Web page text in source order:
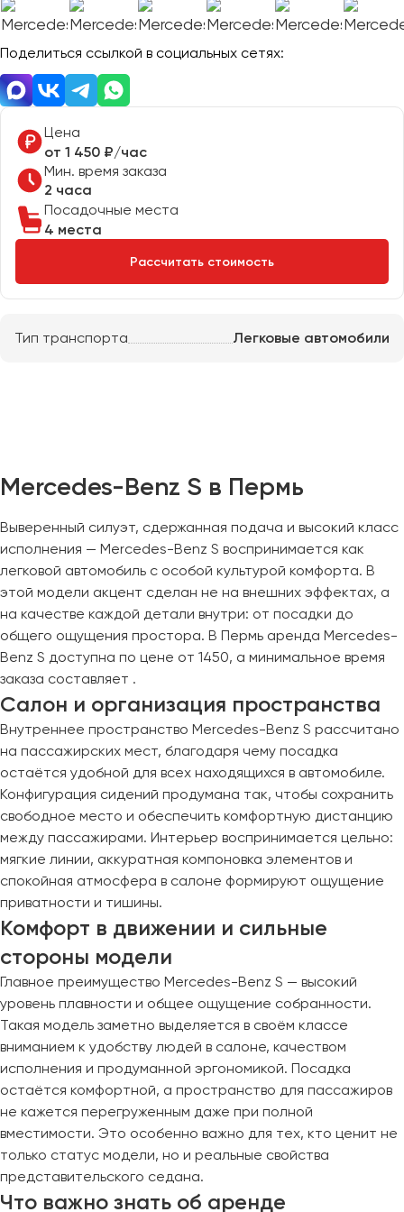
Поделиться ссылкой в социальных сетях:
Цена
от 1 450 ₽/час
Мин. время заказа
2 часа
Посадочные места
4 места
Рассчитать стоимость
Тип транспорта Легковые автомобили
Mercedes-Benz S в Пермь
Выверенный силуэт, сдержанная подача и высокий класс
исполнения — Mercedes-Benz S воспринимается как
легковой автомобиль с особой культурой комфорта. В
этой модели акцент сделан не на внешних эффектах, а
на качестве каждой детали внутри: от посадки до
общего ощущения простора. В Пермь аренда Mercedes-
Benz S доступна по цене от 1450, а минимальное время
заказа составляет .
Салон и организация пространства
Внутреннее пространство Mercedes-Benz S рассчитано
на пассажирских мест, благодаря чему посадка
остаётся удобной для всех находящихся в автомобиле.
Конфигурация сидений продумана так, чтобы сохранить
свободное место и обеспечить комфортную дистанцию
между пассажирами. Интерьер воспринимается цельно:
мягкие линии, аккуратная компоновка элементов и
спокойная атмосфера в салоне формируют ощущение
приватности и тишины.
Комфорт в движении и сильные
стороны модели
Главное преимущество Mercedes-Benz S — высокий
уровень плавности и общее ощущение собранности.
Такая модель заметно выделяется в своём классе
вниманием к удобству людей в салоне, качеством
исполнения и продуманной эргономикой. Посадка
остаётся комфортной, а пространство для пассажиров
не кажется перегруженным даже при полной
вместимости. Это особенно важно для тех, кто ценит не
только статус модели, но и реальные свойства
представительского седана.
Что важно знать об аренде
Великий Новгород
Владикавказ
Владимир
Волгоград
Волжский
Вологда
Воронеж
Донецк
Евпатория
Екатеринбург
Калуга
Кемерово
Керчь
Киров
Краснодар
Красноярск
Курган
Луганск
Магнитогорск
Макеевка
Махачкала
Москва
Мурманск
Набережные Челны
Нижний Новгород
Нижний Тагил
Новокузнецк
Новороссийск
Омск
Орёл
Оренбург
Пенза
Отправить заявку
Нажимая на кнопку, вы соглашаетесь с
конфиденциальности
Отправить заявку
конфиденциальности